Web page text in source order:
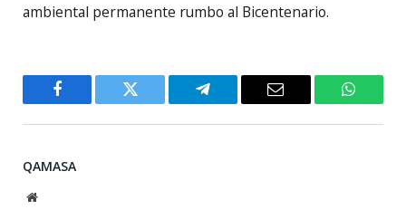
ambiental permanente rumbo al Bicentenario.
Facebook Twitter Telegram Email
QAMASA
Website